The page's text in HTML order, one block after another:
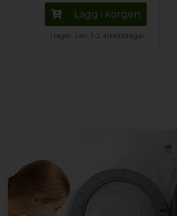
Lägg i korgen
I lager. Lev. 1-2 arbetsdagar.